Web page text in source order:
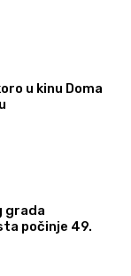
u kinu Doma
grada
počinje 49.